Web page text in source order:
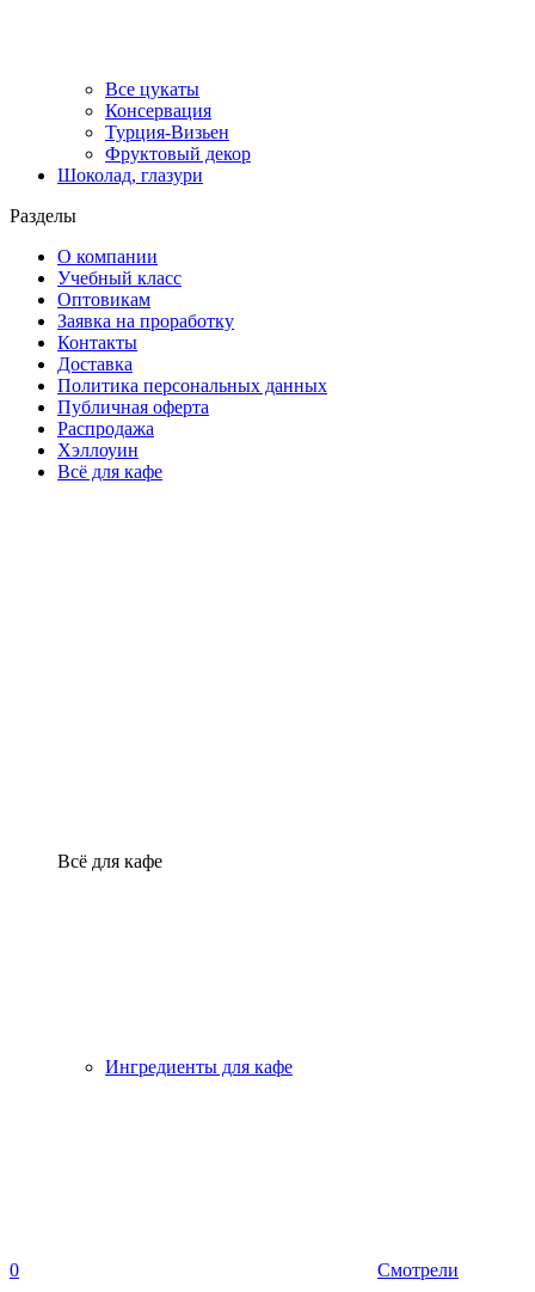
Все цукаты
Консервация
Турция-Визьен
Фруктовый декор
Шоколад, глазури
Разделы
О компании
Учебный класс
Оптовикам
Заявка на проработку
Контакты
Доставка
Политика персональных данных
Публичная оферта
Распродажа
Хэллоуин
Всё для кафе
Всё для кафе
Ингредиенты для кафе
0 Смотрели